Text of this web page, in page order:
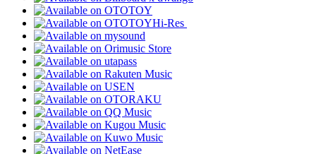
Hi-Res